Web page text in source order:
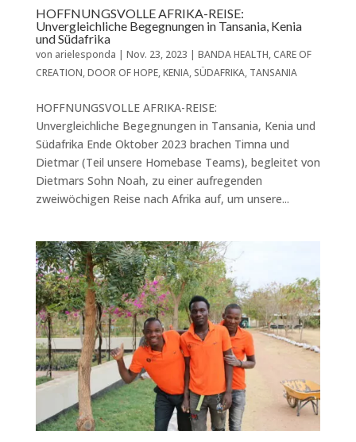
HOFFNUNGSVOLLE AFRIKA-REISE:
Unvergleichliche Begegnungen in Tansania, Kenia
und Südafrika
von arielesponda | Nov. 23, 2023 | BANDA HEALTH,CARE OF
CREATION,DOOR OF HOPE,KENIA, SÜDAFRIKA, TANSANIA
HOFFNUNGSVOLLE AFRIKA-REISE:
Unvergleichliche Begegnungen in Tansania, Kenia und
Südafrika Ende Oktober 2023 brachen Timna und
Dietmar (Teil unsere Homebase Teams), begleitet von
Dietmars Sohn Noah, zu einer aufregenden
zweiwöchigen Reise nach Afrika auf, um unsere...